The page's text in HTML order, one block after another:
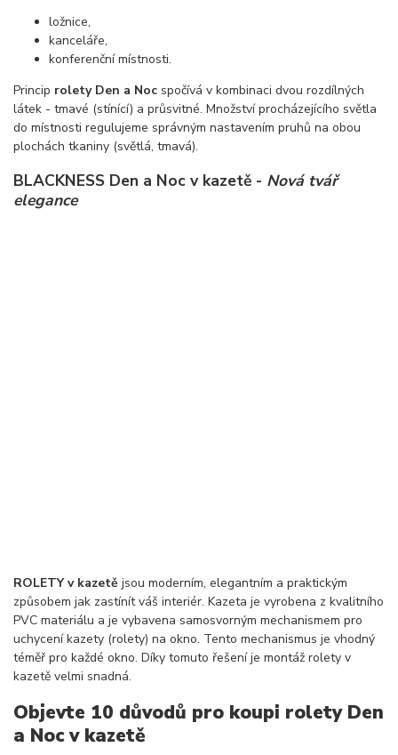
ložnice,
kanceláře,
konferenční místnosti.
Princip rolety Den a Noc spočívá v kombinaci dvou rozdílných
látek - tmavé (stínící) a průsvitné. Množství procházejícího světla
do místnosti regulujeme správným nastavením pruhů na obou
plochách tkaniny (světlá, tmavá).
BLACKNESS Den a Noc v kazetě - Nová tvář
elegance
ROLETY v kazetě jsou moderním, elegantním a praktickým
způsobem jak zastínít váš interiér. Kazeta je vyrobena z kvalitního
PVC materiálu a je vybavena samosvorným mechanismem pro
uchycení kazety (rolety) na okno. Tento mechanismus je vhodný
téměř pro každé okno. Díky tomuto řešení je montáž rolety v
kazetě velmi snadná.
Objevte 10 důvodů pro koupi rolety Den
a Noc v kazetě